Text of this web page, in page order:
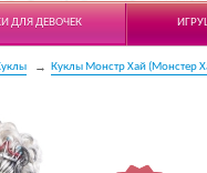
ДЛЯ ДЕВОЧЕК
Куклы Монстр Хай (Монстер